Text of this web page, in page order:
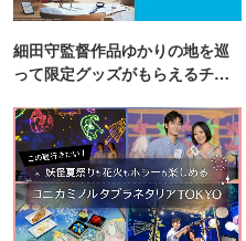
細田守監督作品ゆかりの地を巡
って限定グッズがもらえるチャ